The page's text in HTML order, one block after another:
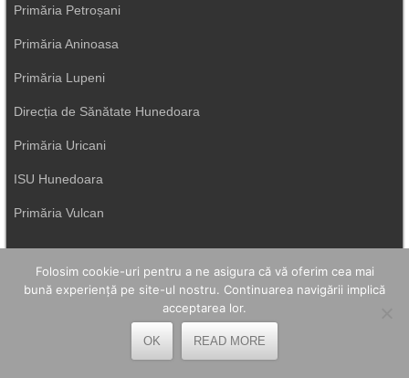
Primăria Petroșani
Primăria Aninoasa
Primăria Lupeni
Direcția de Sănătate Hunedoara
Primăria Uricani
ISU Hunedoara
Primăria Vulcan
Folosim cookie-uri pentru a ne asigura că vă oferim cea mai
bună experiență pe site-ul nostru. Continuarea navigării implică
acceptarea lor.
OK READ MORE